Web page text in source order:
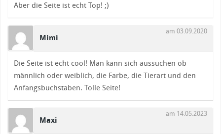
Aber die Seite ist echt Top! ;)
Mimi
am 03.09.2020
Die Seite ist echt cool! Man kann sich aussuchen ob
männlich oder weiblich, die Farbe, die Tierart und den
Anfangsbuchstaben. Tolle Seite!
Maxi
am 14.05.2023